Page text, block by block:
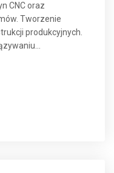
CNC oraz
Tworzenie
produkcyjnych.